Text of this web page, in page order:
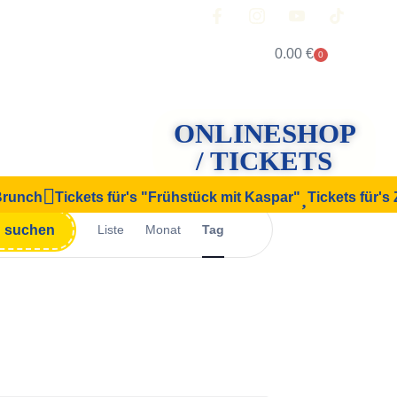
0.00 € 0
ONLINESHOP
/ TICKETS
Tickets für's "Frühstück mit Kaspar" Tickets für's
suchen
Veranstaltung
Ansichten-
Liste Monat Tag